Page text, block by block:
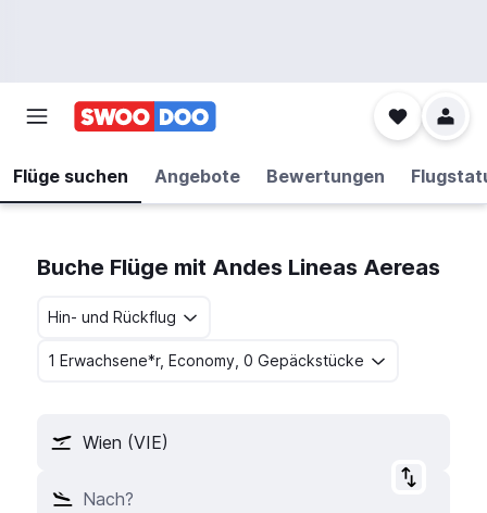
Flüge suchen Angebote Bewertungen
Buche Flüge mit Andes Lineas Aereas
Hin- und Rückflug
1 Erwachsene*r, Economy, 0 Gepäckstücke
Wien (VIE)
Nach?